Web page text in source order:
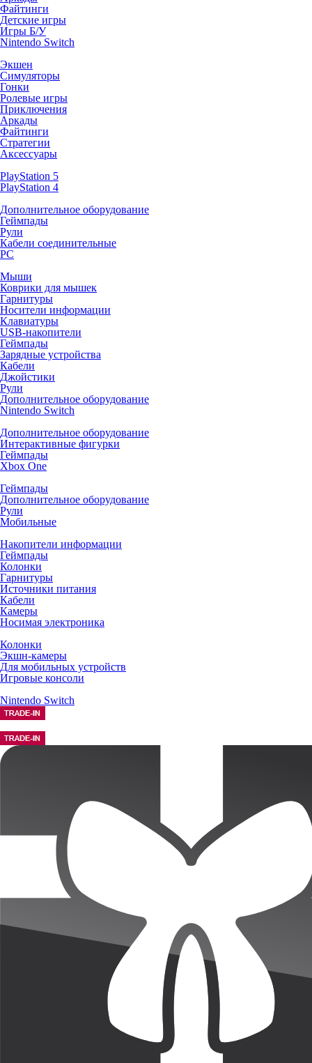
Файтинги
Детские игры
Игры Б/У
Nintendo Switch
Экшен
Симуляторы
Гонки
Ролевые игры
Приключения
Аркады
Файтинги
Стратегии
Аксессуары
PlayStation 5
PlayStation 4
Дополнительное оборудование
Геймпады
Рули
Кабели соединительные
PC
Мыши
Коврики для мышек
Гарнитуры
Носители информации
Клавиатуры
USB-накопители
Геймпады
Зарядные устройства
Кабели
Джойстики
Рули
Дополнительное оборудование
Nintendo Switch
Дополнительное оборудование
Интерактивные фигурки
Геймпады
Xbox One
Геймпады
Дополнительное оборудование
Рули
Мобильные
Накопители информации
Геймпады
Колонки
Гарнитуры
Источники питания
Кабели
Камеры
Носимая электроника
Колонки
Экшн-камеры
Для мобильных устройств
Игровые консоли
Nintendo Switch